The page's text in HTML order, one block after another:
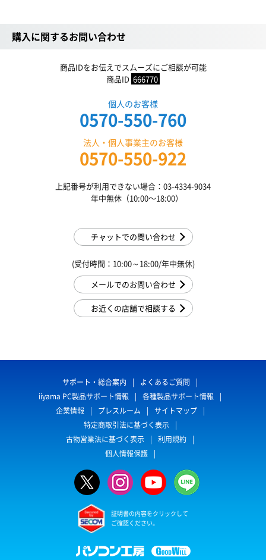
購入に関するお問い合わせ
商品IDをお伝えでスムーズにご相談が可能
商品ID 666770
個人のお客様
0570-550-760
法人・個人事業主のお客様
0570-550-922
上記番号が利用できない場合：03-4334-9034
年中無休（10:00〜18:00）
チャットでの問い合わせ
(受付時間：10:00～18:00/年中無休)
メールでのお問い合わせ
お近くの店舗で相談する
サポート・総合案内
よくあるご質問
iiyama PC製品サポート情報
各種製品サポート情報
企業情報
プレスルーム
サイトマップ
特定商取引法に基づく表示
古物営業法に基づく表示
利用規約
個人情報保護
証明書の内容をクリックして
ご確認ください。